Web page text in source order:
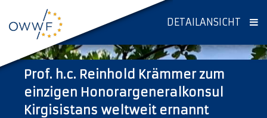
DETAILANSICHT
Prof. h.c. Reinhold Krämmer zum
einzigen Honorargeneralkonsul
Kirgisistans weltweit ernannt